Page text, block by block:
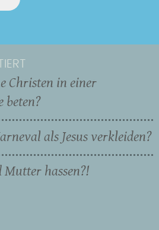
Christen in einer
beten?
als Jesus verkleiden?
hassen?!